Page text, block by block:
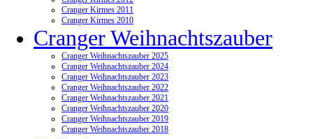
Cranger Kirmes 2011
Cranger Kirmes 2010
Cranger Weihnachtszauber
Cranger Weihnachtszauber 2025
Cranger Weihnachtszauber 2024
Cranger Weihnachtszauber 2023
Cranger Weihnachtszauber 2022
Cranger Weihnachtszauber 2021
Cranger Weihnachtszauber 2020
Cranger Weihnachtszauber 2019
Cranger Weihnachtszauber 2018